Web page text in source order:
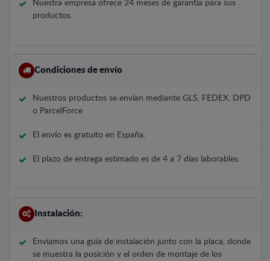
Nuestra empresa ofrece 24 meses de garantía para sus
productos.
Condiciones de envío
Nuestros productos se envían mediante GLS, FEDEX, DPD
o ParcelForce
El envío es gratuito en España.
El plazo de entrega estimado es de 4 a 7 días laborables.
Instalación:
Enviamos una guía de instalación junto con la placa, donde
se muestra la posición y el orden de montaje de los